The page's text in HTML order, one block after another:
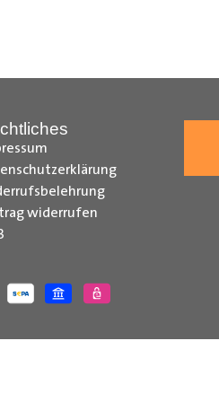
widerrufen